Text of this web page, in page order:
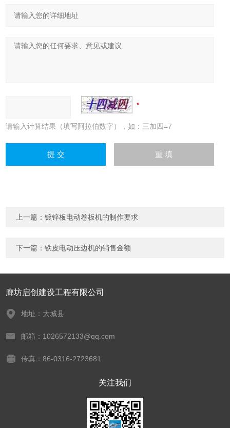
请输入计算结果（填写阿拉伯数字），如：三加四=7
上一篇：镀锌板电动卷板机的制作要求
下一篇：铁皮电动压边机的销售金额
廊坊启创建设工程有限公司
地址：大城县
邮箱：1026572133@qq.com
传真：86-0316-2723681
关注我们